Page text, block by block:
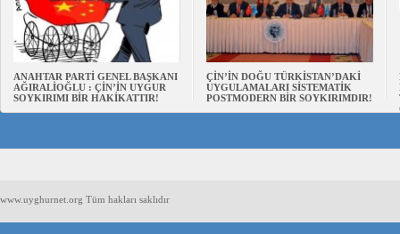
ANAHTAR PARTİ GENEL BAŞKANI
AĞIRALİOĞLU : ÇİN’İN UYGUR
SOYKIRIMI BİR HAKİKATTIR!
ÇİN’İN DOĞU TÜRKİSTAN’DAKİ
UYGULAMALARI SİSTEMATİK
POSTMODERN BİR SOYKIRIMDIR!
www.uyghurnet.org Tüm hakları saklıdır